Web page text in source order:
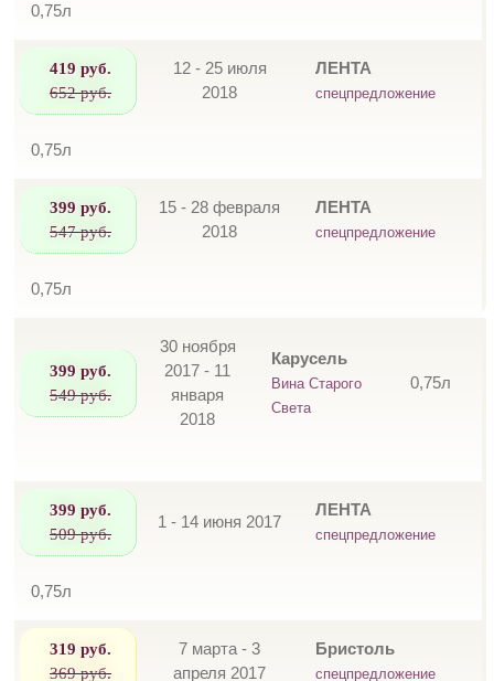
0,75л
419 руб.
652 руб.
12 - 25 июля
2018
ЛЕНТА
спецпредложение
0,75л
399 руб.
547 руб.
15 - 28 февраля
2018
ЛЕНТА
спецпредложение
0,75л
399 руб.
549 руб.
30 ноября
2017 - 11
января
2018
Карусель
Вина Старого
Света
0,75л
399 руб.
509 руб.
1 - 14 июня 2017
ЛЕНТА
спецпредложение
0,75л
319 руб.
369 руб.
7 марта - 3
апреля 2017
Бристоль
спецпредложение